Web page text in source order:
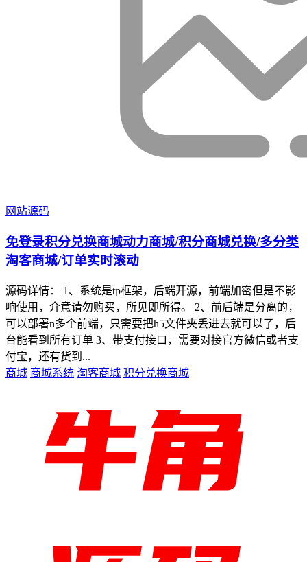
网站源码
免登录积分兑换商城动力商城/积分商城兑换/多分类
淘客商城/订单实时滚动
源码详情： 1、系统是tp框架，后端开源，前端加密但是不影
响使用，介意请勿购买，所见即所得。 2、前后端是分离的，
可以部署n多个前端，只需要把h5文件夹丢进去就可以了，后
台能看到所有订单 3、带支付接口，需要对接官方微信或者支
付宝，还有货到...
商城 商城系统 淘客商城 积分兑换商城